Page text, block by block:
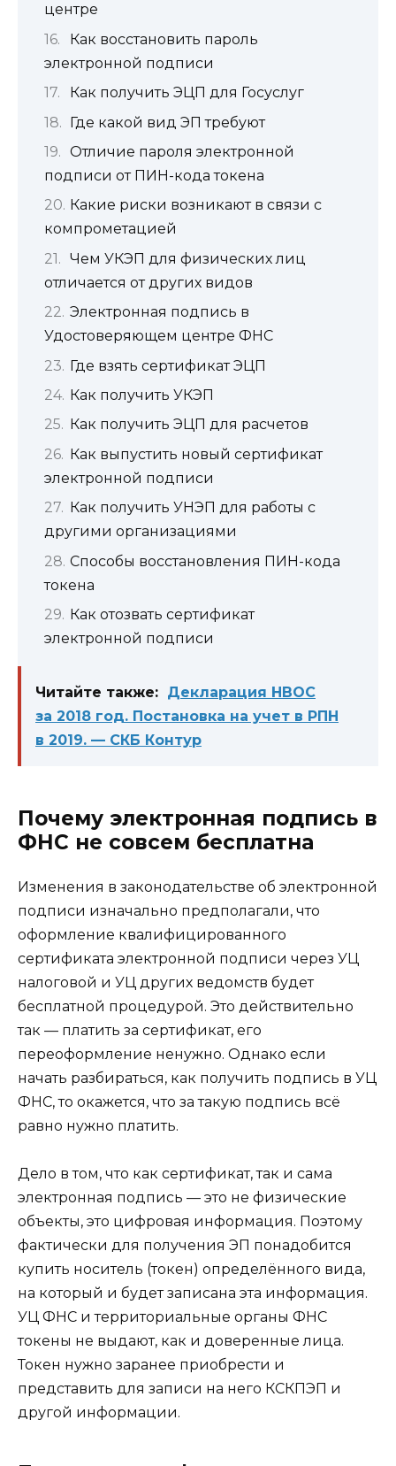
центре
Как восстановить пароль
электронной подписи
Как получить ЭЦП для Госуслуг
Где какой вид ЭП требуют
Отличие пароля электронной
подписи от ПИН-кода токена
Какие риски возникают в связи с
компрометацией
Чем УКЭП для физических лиц
отличается от других видов
Электронная подпись в
Удостоверяющем центре ФНС
Где взять сертификат ЭЦП
Как получить УКЭП
Как получить ЭЦП для расчетов
Как выпустить новый сертификат
электронной подписи
Как получить УНЭП для работы с
другими организациями
Способы восстановления ПИН-кода
токена
Как отозвать сертификат
электронной подписи
Читайте также: Декларация НВОС
за 2018 год. Постановка на учет в РПН
в 2019. — СКБ Контур
Почему электронная подпись в
ФНС не совсем бесплатна
Изменения в законодательстве об электронной
подписи изначально предполагали, что
оформление квалифицированного
сертификата электронной подписи через УЦ
налоговой и УЦ других ведомств будет
бесплатной процедурой. Это действительно
так — платить за сертификат, его
переоформление ненужно. Однако если
начать разбираться, как получить подпись в УЦ
ФНС, то окажется, что за такую подпись всё
равно нужно платить.
Дело в том, что как сертификат, так и сама
электронная подпись — это не физические
объекты, это цифровая информация. Поэтому
фактически для получения ЭП понадобится
купить носитель (токен) определённого вида,
на который и будет записана эта информация.
УЦ ФНС и территориальные органы ФНС
токены не выдают, как и доверенные лица.
Токен нужно заранее приобрести и
представить для записи на него КСКПЭП и
другой информации.